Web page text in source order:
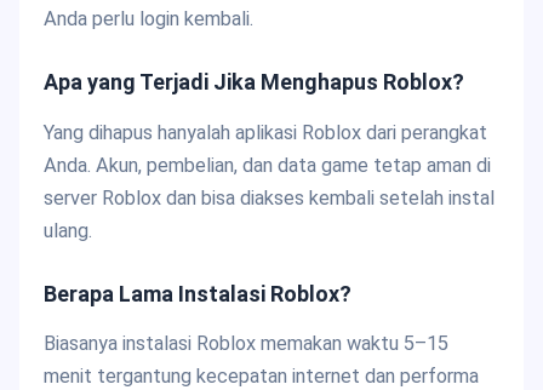
Anda perlu login kembali.
Apa yang Terjadi Jika Menghapus Roblox?
Yang dihapus hanyalah aplikasi Roblox dari perangkat
Anda. Akun, pembelian, dan data game tetap aman di
server Roblox dan bisa diakses kembali setelah instal
ulang.
Berapa Lama Instalasi Roblox?
Biasanya instalasi Roblox memakan waktu 5–15
menit tergantung kecepatan internet dan performa